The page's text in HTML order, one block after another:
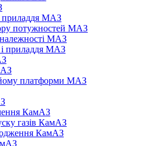
приладдя МАЗ
потужностей МАЗ
МАЗ
і приладдя МАЗ
платформи МАЗ
КамАЗ
газів КамАЗ
КамАЗ